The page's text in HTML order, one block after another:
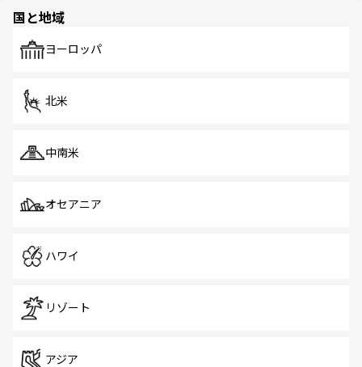
で、ホーカーズは地元の風情を楽しめる外せないスポット
国と地域
ヨーロッパ
北米
中南米
オセアニア
ハワイ
リゾート
アジア